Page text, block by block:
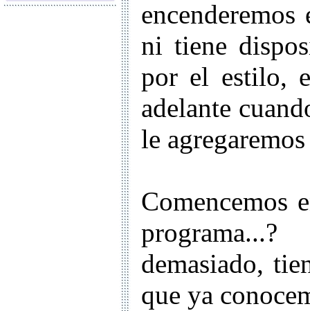
ni tiene
por el estilo,
adelante
le
Comencemos
demasiado,
que ya